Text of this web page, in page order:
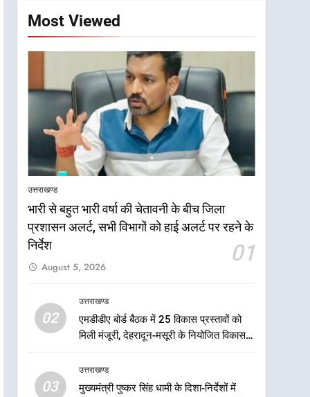
Most Viewed
उत्तराखण्ड
भारी से बहुत भारी वर्षा की चेतावनी के बीच जिला
प्रशासन अलर्ट, सभी विभागों को हाई अलर्ट पर रहने के
निर्देश
01
August 5, 2026
02
उत्तराखण्ड
एमडीडीए बोर्ड बैठक में 25 विकास प्रस्तावों को
मिली मंजूरी, देहरादून-मसूरी के नियोजित विकास
03
उत्तराखण्ड
मुख्यमंत्री पुष्कर सिंह धामी के दिशा-निर्देशों में
के लिए बनाया सुरक्षित कांवड़ मार्ग
6
कंट्रोल रूम का शुभारंभ
उत्तराखण्ड